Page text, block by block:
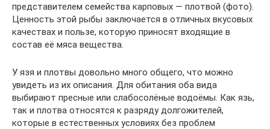
представителем семейства карповых — плотвой (фото).
Ценность этой рыбы заключается в отличных вкусовых
качествах и пользе, которую приносят входящие в
состав её мяса вещества.
У язя и плотвы довольно много общего, что можно
увидеть из их описания. Для обитания оба вида
выбирают пресные или слабосолёные водоёмы. Как язь,
так и плотва относятся к разряду долгожителей,
которые в естественных условиях без проблем